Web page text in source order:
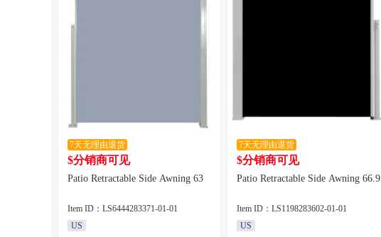
7天无理由退货
$分销商可见
Patio Retractable Side Awning 63
Item ID：LS6444283371-01-01
US
7天无理由退货
$分销商可见
Patio Retractable Side Awning 66.9
Item ID：LS1198283602-01-01
US